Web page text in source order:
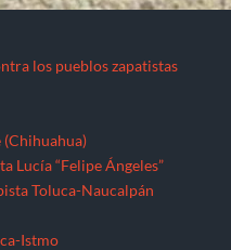
los pueblos zapatistas
Lucía “Felipe Ángeles”
Toluca-Naucalpán
Istmo